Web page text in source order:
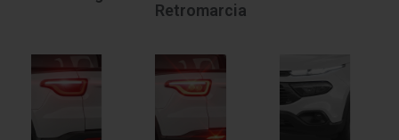
Retromarcia